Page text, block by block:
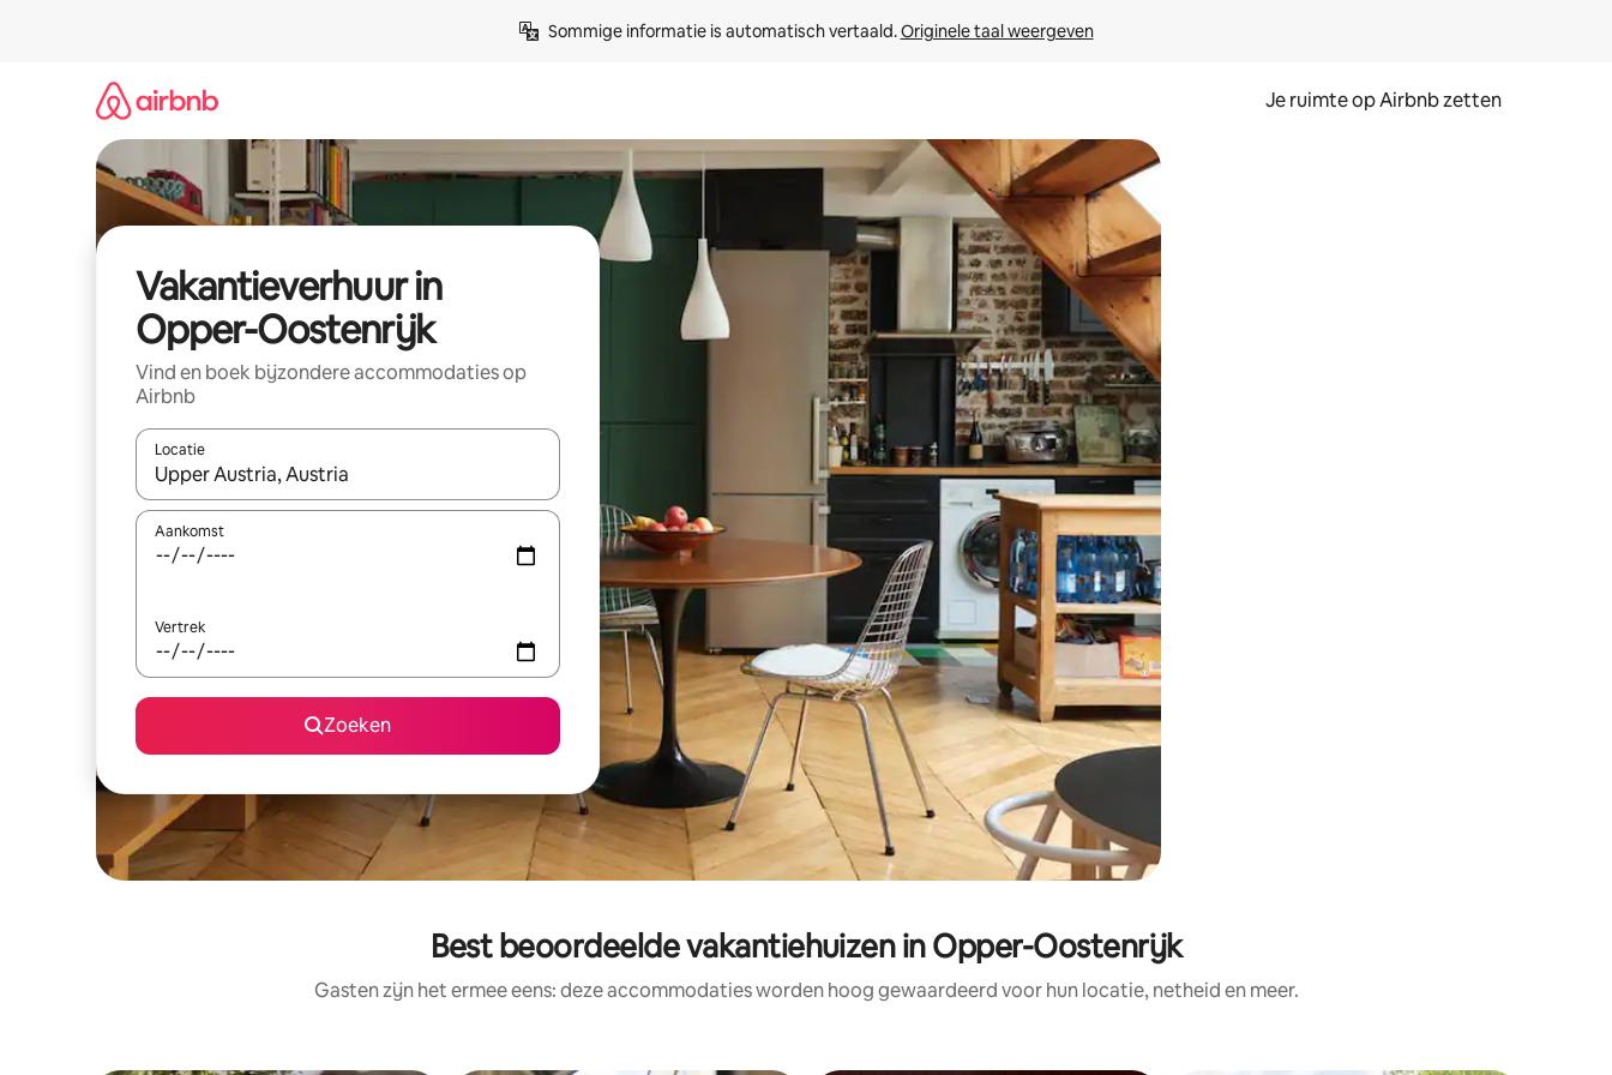
Sommige informatie is automatisch vertaald. Originele taal weergeven
Je ruimte op Airbnb zetten
Vakantieverhuur in
Opper-Oostenrijk
Vind en boek bijzondere accommodaties op
Airbnb
Locatie
Wanneer er suggesties beschikbaar zijn, maak je een keuze met je de pijltjestoetsen omhoog en omlaag, óf door te tikken of swipen.
Aankomst
Vertrek
Zoeken
Best beoordeelde vakantiehuizen in Opper-Oostenrijk
Gasten zijn het ermee eens: deze accommodaties worden hoog gewaardeerd voor hun locatie, netheid en meer.